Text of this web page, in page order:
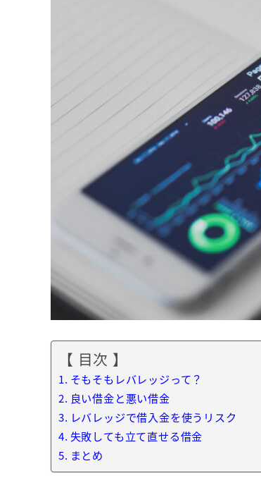
【 目次 】
そもそもレバレッジって？
良い借金と悪い借金
レバレッジで借入金を使うリスク
失敗しても立て直せる借金
まとめ